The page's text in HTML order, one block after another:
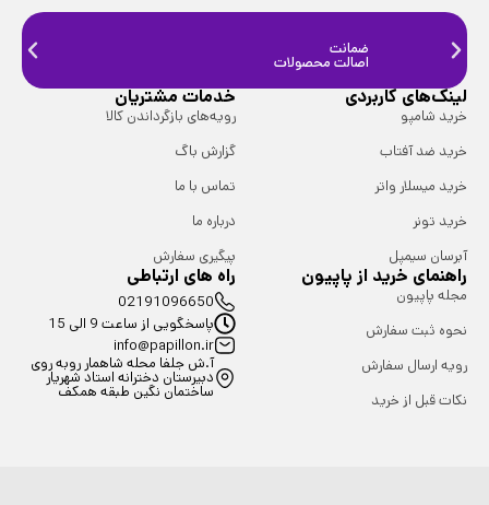
ضمانت
اصالت محصولات
لینک‌های کاربردی
خرید شامپو
خرید ضد آفتاب
خرید میسلار واتر
خرید تونر
آبرسان سیمپل
خدمات مشتریان
رویه‌های بازگرداندن کالا
گزارش باگ
تماس با ما
درباره ما
پیگیری سفارش
راهنمای خرید از پاپیون
مجله پاپیون
نحوه ثبت سفارش
رویه ارسال سفارش
نکات قبل از خرید
راه های ارتباطی
02191096650
پاسخگویی از ساعت 9 الی 15
info@papillon.ir
آ.ش جلفا محله شاهمار روبه روی
دبیرستان دخترانه استاد شهریار
ساختمان نگین طبقه همکف